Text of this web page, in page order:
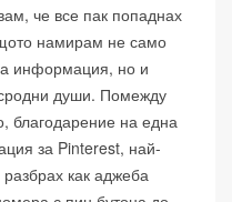
че все пак попаднах
намирам не само
информация, но и
души. Помежду
благодарение на една
за Pinterest, най-
разбрах как аджеба